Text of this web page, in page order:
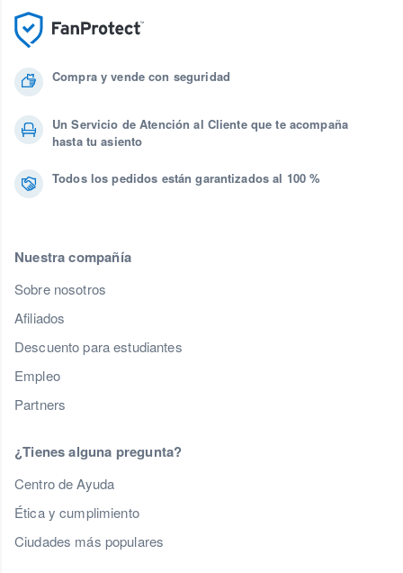
Compra y vende con seguridad
Un Servicio de Atención al Cliente que te acompaña
hasta tu asiento
Todos los pedidos están garantizados al 100 %
Nuestra compañía
Sobre nosotros
Afiliados
Descuento para estudiantes
Empleo
Partners
¿Tienes alguna pregunta?
Centro de Ayuda
Ética y cumplimiento
Ciudades más populares